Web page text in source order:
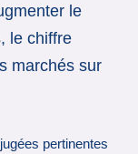
le
le chiffre
marchés sur
pertinentes